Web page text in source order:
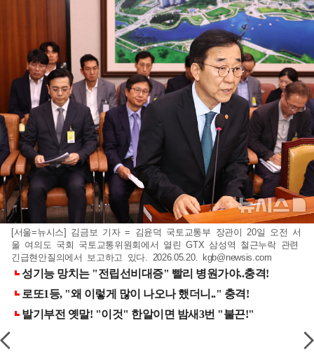
[서울=뉴시스] 김금보 기자 = 김윤덕 국토교통부 장관이 20일 오전 서
울 여의도 국회 국토교통위원회에서 열린 GTX 삼성역 철근누락 관련
긴급현안질의에서 보고하고 있다. 2026.05.20. kgb@newsis.com